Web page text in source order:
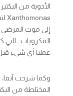
الأدوية من
Xanthomonas
إلى موت المرضى
المكروبات ـ
عمليا أي شيء
وكما شرحت آنفا،
المختلطة من